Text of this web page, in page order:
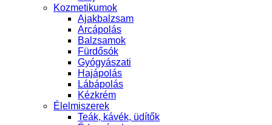
Kozmetikumok
Ajakbalzsam
Arcápolás
Balzsamok
Fürdősók
Gyógyászati
Hajápolás
Lábápolás
Kézkrém
Élelmiszerek
Teák, kávék, üdítők